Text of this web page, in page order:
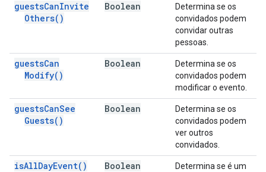
guestsCanInvite
Others( )
Boolean
Determina se os
convidados podem
convidar outras
pessoas.
guestsCan
Modify( )
Boolean
Determina se os
convidados podem
modificar o evento.
guestsCanSee
Guests( )
Boolean
Determina se os
convidados podem
ver outros
convidados.
isAllDayEvent( ) Boolean
Determina se é um